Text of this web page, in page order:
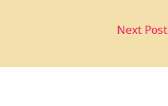
Next Post